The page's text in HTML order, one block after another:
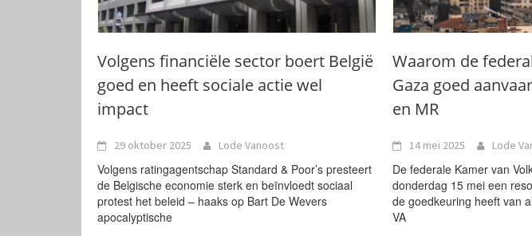
Volgens financiële sector boert België
goed en heeft sociale actie wel
impact
29 oktober 2025 Lode Vanoost
Volgens ratingagentschap Standard & Poor’s presteert
de Belgische economie sterk en beïnvloedt sociaal
protest het beleid – haaks op Bart De Wevers
apocalyptische
Waarom de
Gaza goed
en MR
14 mei 2025 Lode
De federale Kamer van
donderdag 15 mei een
de goedkeuring heeft van
VA